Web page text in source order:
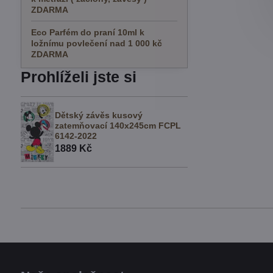
ZDARMA
Eco Parfém do praní 10ml k
ložnímu povlečení nad 1 000 kč
ZDARMA
Prohlíželi jste si
Dětský závěs kusový
zatemňovací 140x245cm FCPL
6142-2022
1889 Kč